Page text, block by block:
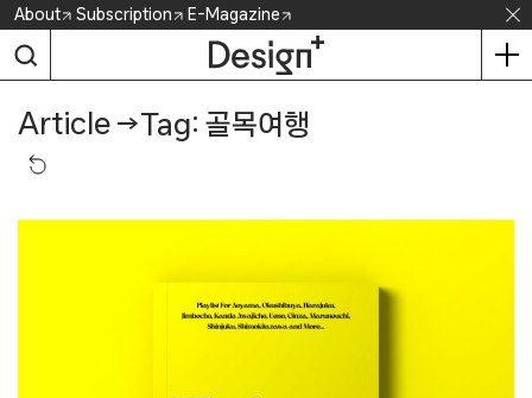
Skip
content
About Subscription E-Magazine
Article →Tag: 골목여행